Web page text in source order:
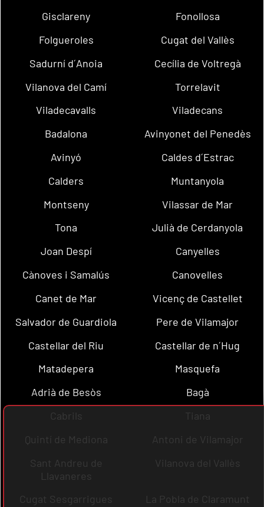
Gisclareny
Fonollosa
Folgueroles
Cugat del Vallès
Sadurní d´Anoia
Cecília de Voltregà
Vilanova del Camí
Torrelavit
Viladecavalls
Viladecans
Badalona
Avinyonet del Penedès
Avinyó
Caldes d´Estrac
Calders
Muntanyola
Montseny
Vilassar de Mar
Tona
Julià de Cerdanyola
Joan Despí
Canyelles
Cànoves i Samalús
Canovelles
Canet de Mar
Vicenç de Castellet
Salvador de Guardiola
Pere de Vilamajor
Castellar del Riu
Castellar de n´Hug
Matadepera
Masquefa
Adrià de Besòs
Bagà
Cabrils
Tiana
Quintí de Mediona
Antoni de Vilamajor
Sant Andreu de
Llavaneres
Vilanova del Vallès
Cugat Sesgarrigues
La Pobla de Claramunt